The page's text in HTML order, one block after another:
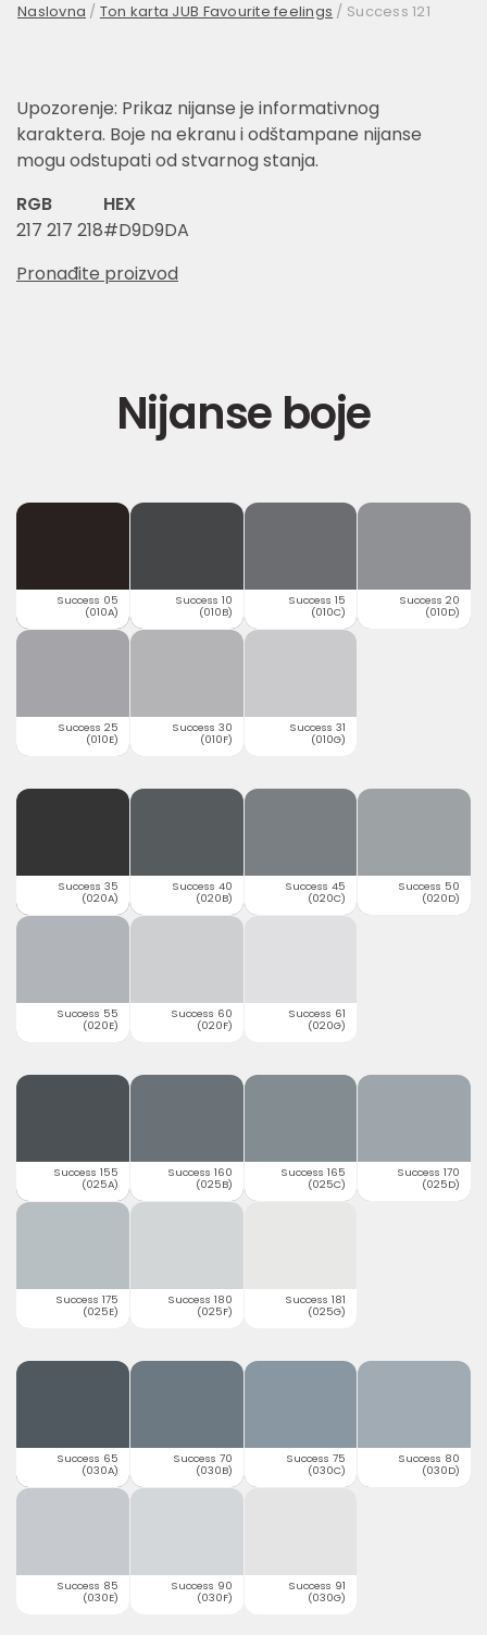
Naslovna / Ton karta JUB Favourite feelings / Success 121
Upozorenje: Prikaz nijanse je informativnog
karaktera. Boje na ekranu i odštampane nijanse
mogu odstupati od stvarnog stanja.
RGB
217 217 218
HEX
#D9D9DA
Pronađite proizvod
Nijanse boje
Success 05
(010A)
Success 10
(010B)
Success 15
(010C)
Success 20
(010D)
Success 25
(010E)
Success 30
(010F)
Success 31
(010G)
Success 35
(020A)
Success 40
(020B)
Success 45
(020C)
Success 50
(020D)
Success 55
(020E)
Success 60
(020F)
Success 61
(020G)
Success 155
(025A)
Success 160
(025B)
Success 165
(025C)
Success 170
(025D)
Success 175
(025E)
Success 180
(025F)
Success 181
(025G)
Success 65
(030A)
Success 70
(030B)
Success 75
(030C)
Success 80
(030D)
Success 85
(030E)
Success 90
(030F)
Success 91
(030G)